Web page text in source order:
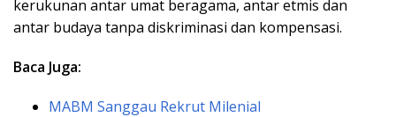
kerukunan antar umat beragama, antar etmis dan
antar budaya tanpa diskriminasi dan kompensasi.
Baca Juga:
MABM Sanggau Rekrut Milenial